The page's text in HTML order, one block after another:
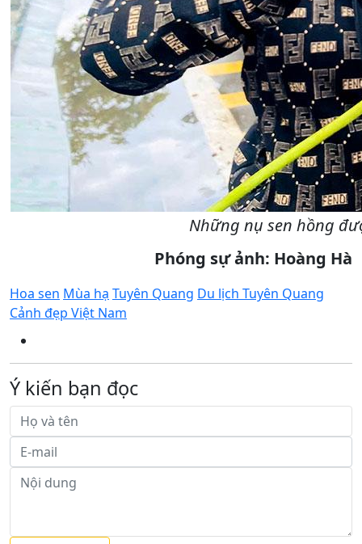
Những nụ sen hồng
Phóng sự ảnh: Hoàng Hà
Hoa sen Mùa hạ Tuyên Quang Du lịch Tuyên Quang
Cảnh đẹp Việt Nam
Ý kiến bạn đọc